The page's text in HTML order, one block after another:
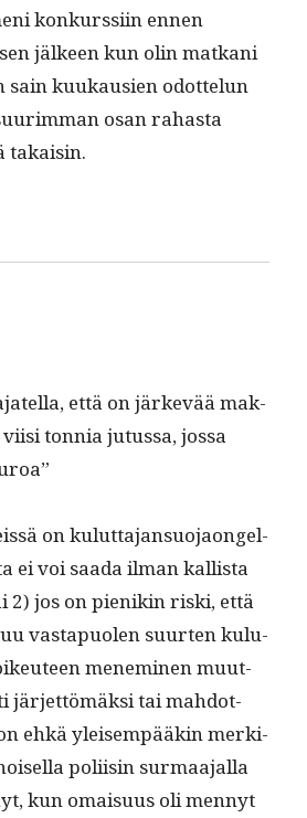
konkurssi­in ennen
jäl­keen kun olin matkani
sain kuukausien odot­telun
osan rahas­ta
takaisin.
että on järkevää mak­
ton­nia jutus­sa, jos­sa
on kulut­ta­jan­suo­jaon­gel­
ei voi saa­da ilman kallista
2) jos on pienikin ris­ki, että
vastapuolen suurten kulu­
men­e­m­i­nen muut­
jär­jet­tömäk­si tai mah­dot­
ehkä yleisem­pääkin merk­i­
poli­isin sur­maa­jal­la
kun omaisu­us oli men­nyt